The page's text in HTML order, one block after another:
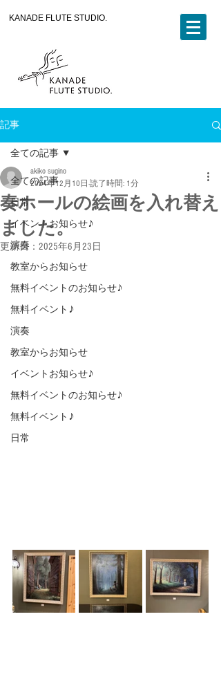
KANADE FLUTE STUDIO.
記事
全ての記事
日常
イベントお知らせ♪
演奏
教室からお知らせ
無料イベントのお知らせ♪
無料イベント♪
演奏
教室からお知らせ
イベントお知らせ♪
無料イベントのお知らせ♪
無料イベント♪
日常
全ての記事
奏ホールの絵画を入れ替え
ました。
akiko sugino
2024年12月10日 読了時間: 1分
更新日： 2025年6月23日